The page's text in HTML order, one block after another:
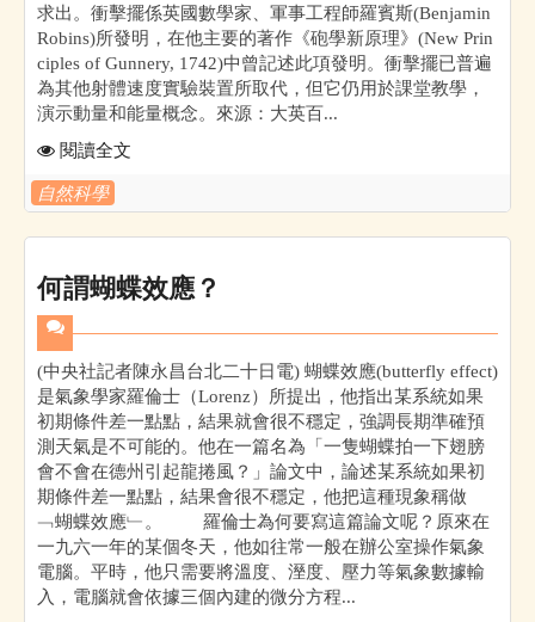
求出。衝擊擺係英國數學家、軍事工程師羅賓斯(Benjamin
Robins)所發明，在他主要的著作《砲學新原理》(New Prin
ciples of Gunnery, 1742)中曾記述此項發明。衝擊擺已普遍
為其他射體速度實驗裝置所取代，但它仍用於課堂教學，
演示動量和能量概念。來源：大英百...
閱讀全文
自然科學
何謂蝴蝶效應？
(中央社記者陳永昌台北二十日電) 蝴蝶效應(butterfly effect)
是氣象學家羅倫士（Lorenz）所提出，他指出某系統如果
初期條件差一點點，結果就會很不穩定，強調長期準確預
測天氣是不可能的。他在一篇名為「一隻蝴蝶拍一下翅膀
會不會在德州引起龍捲風？」論文中，論述某系統如果初
期條件差一點點，結果會很不穩定，他把這種現象稱做
﹁蝴蝶效應﹂。 羅倫士為何要寫這篇論文呢？原來在
一九六一年的某個冬天，他如往常一般在辦公室操作氣象
電腦。平時，他只需要將溫度、溼度、壓力等氣象數據輸
入，電腦就會依據三個內建的微分方程...